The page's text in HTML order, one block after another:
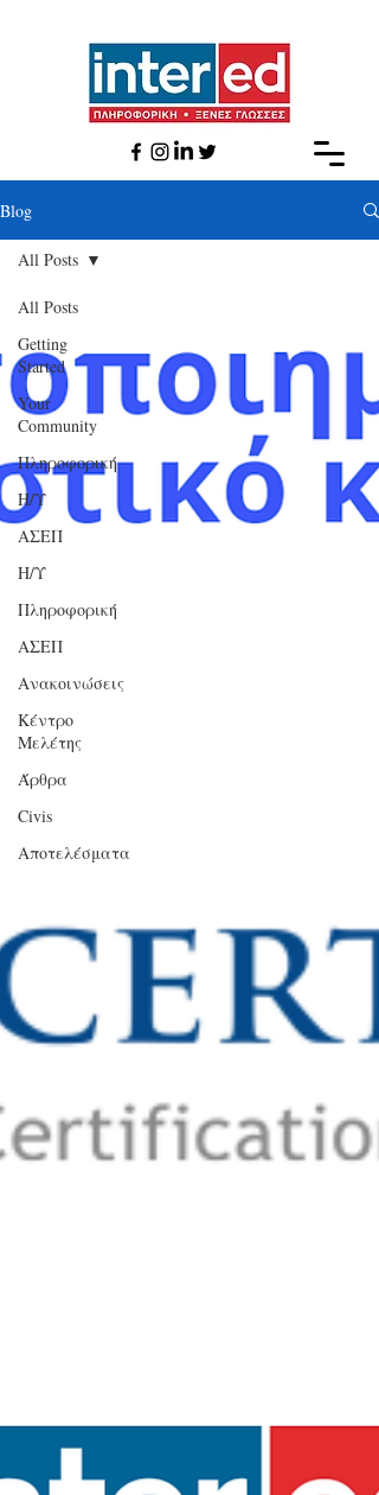
Βlog
All Posts
Getting
Started
Your
Community
Πληροφορική
Η/Υ
ΑΣΕΠ
Η/Υ
Πληροφορική
ΑΣΕΠ
Ανακοινώσεις
Κέντρο
Μελέτης
Άρθρα
Civis
Αποτελέσματα
All Posts